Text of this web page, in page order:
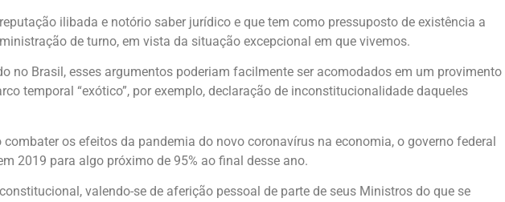
ilibada e notório saber jurídico e que tem como pressuposto de existência a
de turno, em vista da situação excepcional em que vivemos.
no Brasil, esses argumentos poderiam facilmente ser acomodados em um provimento
temporal “exótico”, por exemplo, declaração de inconstitucionalidade daqueles
os efeitos da pandemia do novo coronavírus na economia, o governo federal
2019 para algo próximo de 95% ao final desse ano.
valendo-se de aferição pessoal de parte de seus Ministros do que se